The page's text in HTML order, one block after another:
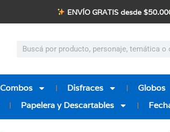
ENVÍO GRATIS desde
Combos Disfraces Globos
Papelera y Descartables